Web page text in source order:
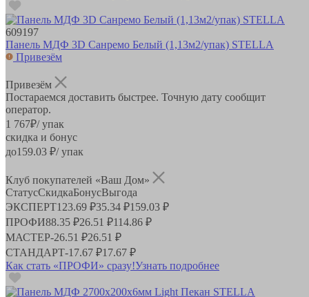
609197
Панель МДФ 3D Санремо Белый (1,13м2/упак) STELLA
Привезём
Привезём
Постараемся доставить быстрее. Точную дату сообщит
оператор.
1 767₽/ упак
скидка и бонус
до159.03 ₽/ упак
Клуб покупателей «Ваш Дом»
СтатусСкидкаБонусВыгода
ЭКСПЕРТ123.69 ₽35.34 ₽159.03 ₽
ПРОФИ88.35 ₽26.51 ₽114.86 ₽
МАСТЕР-26.51 ₽26.51 ₽
СТАНДАРТ-17.67 ₽17.67 ₽
Как стать «ПРОФИ» сразу!Узнать подробнее